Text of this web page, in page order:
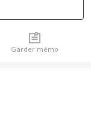
Garder mémo